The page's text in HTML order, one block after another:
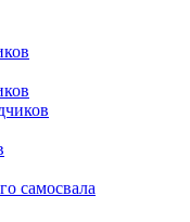
самосвала